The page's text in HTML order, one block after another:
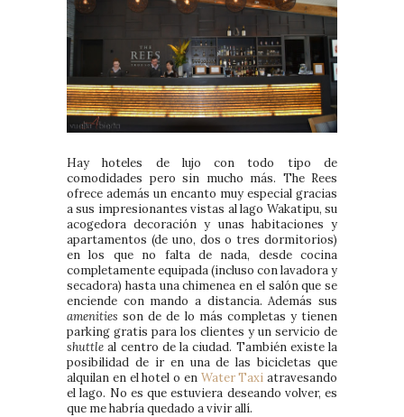
Hay hoteles de lujo con todo tipo de
comodidades pero sin mucho más. The Rees
ofrece además un encanto muy especial gracias
a sus impresionantes vistas al lago Wakatipu, su
acogedora decoración y unas habitaciones y
apartamentos (de uno, dos o tres dormitorios)
en los que no falta de nada, desde cocina
completamente equipada (incluso con lavadora y
secadora) hasta una chimenea en el salón que se
enciende con mando a distancia. Además sus
amenities son de de lo más completas y tienen
parking gratis para los clientes y un servicio de
shuttleal centro de la ciudad. También existe la
posibilidad de ir en una de las bicicletas que
alquilan en el hotel o en Water Taxi atravesando
el lago. No es que estuviera deseando volver, es
que me habría quedado a vivir allí.